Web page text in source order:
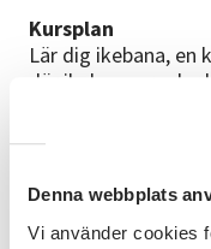
Denna webbplats
Vi använder cookies
Kursplan
Lär dig ikebana,
där ikebanas regler
material du skall ha
Om intresse finns